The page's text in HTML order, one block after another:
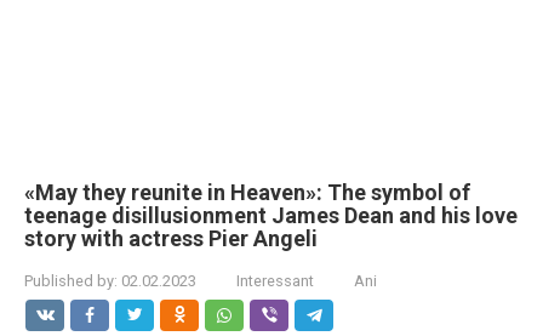
«May they reunite in Heaven»: The symbol of
teenage disillusionment James Dean and his love
story with actress Pier Angeli
Published by: 02.02.2023 Interessant Ani